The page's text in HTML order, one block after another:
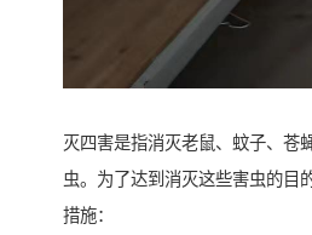
灭四害是指消灭老鼠、蚊子、苍
虫。为了达到消灭这些害虫的目
措施：